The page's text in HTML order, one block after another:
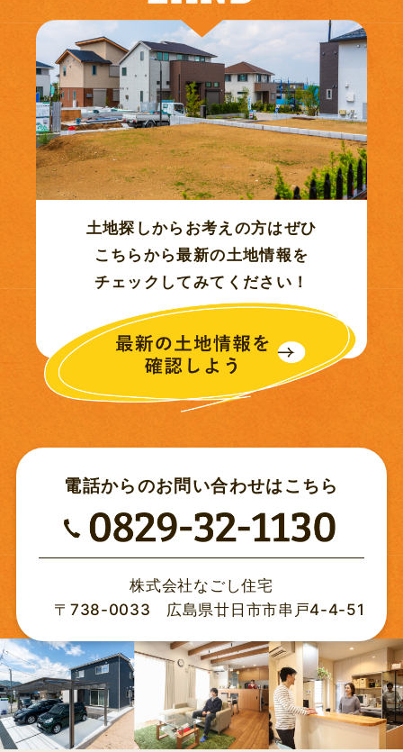
2021年06月 (12)
2021年05月 (12)
2021年04月 (9)
2021年03月 (20)
2021年01月 (3)
2020年11月 (1)
2020年07月 (5)
2020年04月 (5)
2020年03月 (6)
土地探しからお考えの方はぜひ
こちらから最新の土地情報を
チェックしてみてください！
電話からのお問い合わせはこちら
株式会社なごし住宅
〒738-0033 広島県廿日市市串戸4-4-51